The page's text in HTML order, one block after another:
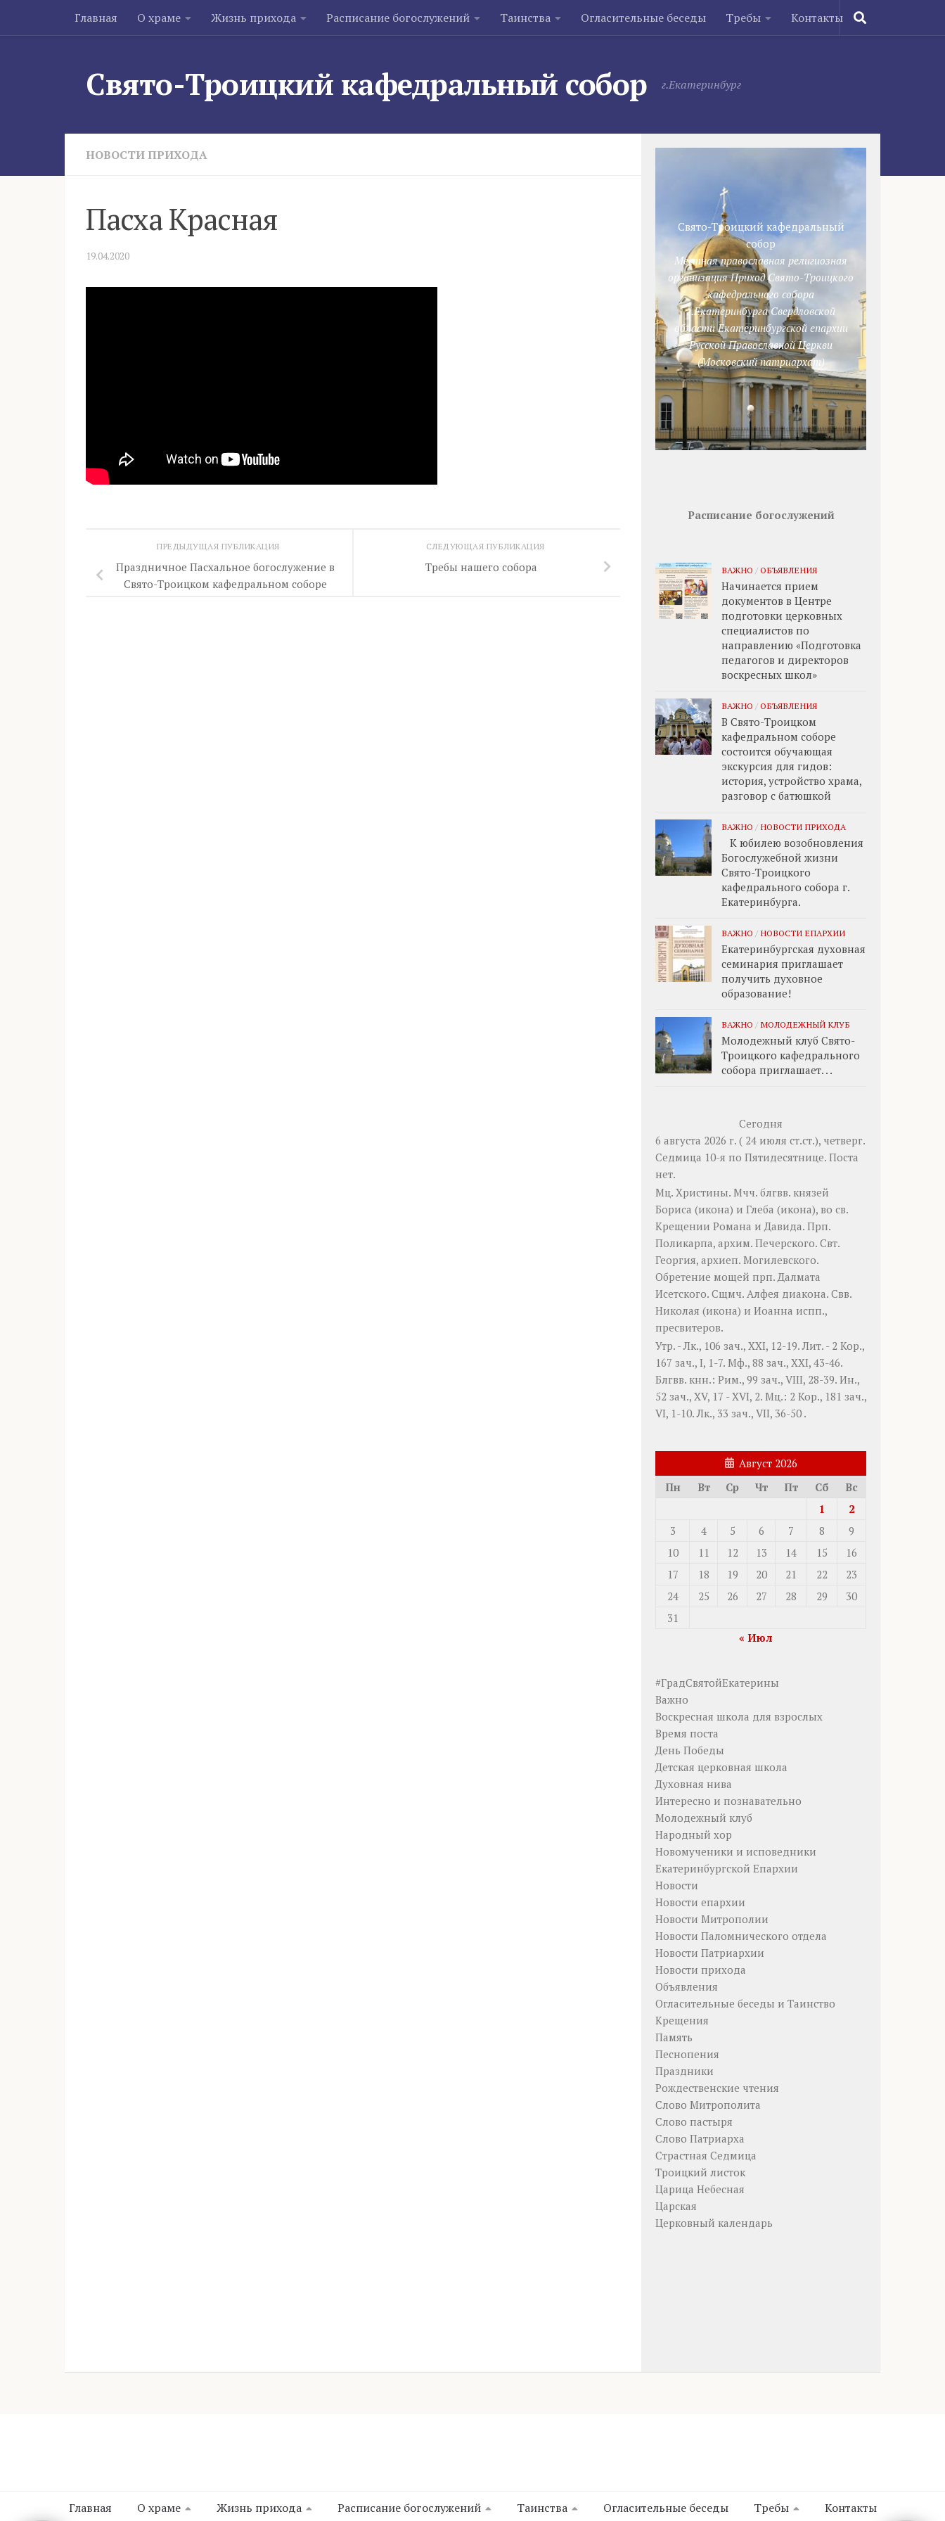
Skip to content
Главная О храме Жизнь прихода Расписание богослужений Таинства Огласительные беседы Требы Контакты
Свято-Троицкий кафедральный собор г.Екатеринбург
НОВОСТИ ПРИХОДА
Пасха Красная
19.04.2020
СЛЕДУЮЩАЯ ПУБЛИКАЦИЯ
Требы нашего собора
ПРЕДЫДУЩАЯ ПУБЛИКАЦИЯ
Праздничное Пасхальное богослужение в
Свято-Троицком кафедральном соборе
Свято-Троицкий кафедральный
собор
Местная православная религиозная
организация Приход Свято-Троицкого
кафедрального собора
г.Екатеринбурга Свердловской
области Екатеринбургской епархии
Русской Православной Церкви
(Московский патриархат)
Расписание богослужений
ВАЖНО / ОБЪЯВЛЕНИЯ
Начинается прием
документов в Центре
подготовки церковных
специалистов по
направлению «Подготовка
педагогов и директоров
воскресных школ»
ВАЖНО / ОБЪЯВЛЕНИЯ
В Свято-Троицком
кафедральном соборе
состоится обучающая
экскурсия для гидов:
история, устройство храма,
разговор с батюшкой
ВАЖНО / НОВОСТИ ПРИХОДА
К юбилею возобновления
Богослужебной жизни
Свято-Троицкого
кафедрального собора г.
Екатеринбурга.
ВАЖНО / НОВОСТИ ЕПАРХИИ
Екатеринбургская духовная
семинария приглашает
получить духовное
образование!
ВАЖНО / МОЛОДЕЖНЫЙ КЛУБ
Молодежный клуб Свято-
Троицкого кафедрального
собора приглашает. . .
Сегодня
6 августа 2026 г. ( 24 июля ст.ст.), четверг.
Седмица 10-я по Пятидесятнице. Поста
нет.
Мц. Христины. Мчч. блгвв. князей
Бориса (икона) и Глеба (икона), во св.
Крещении Романа и Давида. Прп.
Поликарпа, архим. Печерского. Свт.
Георгия, архиеп. Могилевского.
Обретение мощей прп.Далмата
Исетского. Сщмч. Алфея диакона. Свв.
Николая (икона) и Иоанна испп.,
пресвитеров.
Утр. -Лк., 106 зач., XXI, 12-19.Лит. - 2 Кор.,
167 зач., I, 1-7. Мф., 88 зач., XXI, 43-46.
Блгвв. кнн.: Рим., 99 зач., VIII, 28-39. Ин.,
52 зач., XV, 17 - XVI, 2. Мц.: 2 Кор., 181 зач.,
VI, 1-10. Лк., 33 зач., VII, 36-50 .
Август 2026
Пн
Вт Ср Чт Пт Сб
Вс
1
2
3
4 5 6 7 8
9
10
11 12 13 14 15
16
17
18 19 20 21 22
23
24
25 26 27 28 29
30
31
« Июл
#ГрадСвятойЕкатерины
Важно
Воскресная школа для взрослых
Время поста
День Победы
Детская церковная школа
Духовная нива
Интересно и познавательно
Молодежный клуб
Народный хор
Новомученики и исповедники
Екатеринбургской Епархии
Новости
Новости епархии
Новости Митрополии
Новости Паломнического отдела
Новости Патриархии
Новости прихода
Объявления
Огласительные беседы и Таинство
Крещения
Память
Песнопения
Праздники
Рождественские чтения
Слово Митрополита
Слово пастыря
Слово Патриарха
Страстная Седмица
Троицкий листок
Царица Небесная
Царская
Церковный календарь
Главная О храме Жизнь прихода Расписание богослужений Таинства Огласительные беседы Требы Контакты